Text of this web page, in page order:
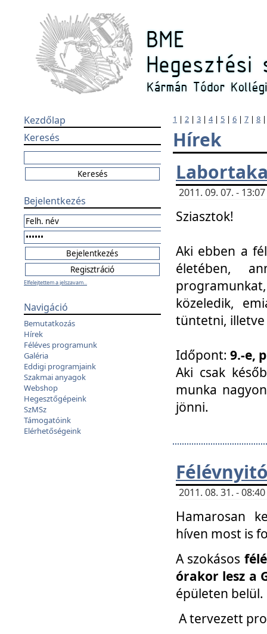
Kezdőlap
Keresés
Bejelentkezés
Elfelejtettem a jelszavam...
Navigáció
Bemutatkozás
Hírek
Féléves programunk
Galéria
Eddigi programjaink
Szakmai anyagok
Webshop
Hegesztőgépeink
SzMSz
Támogatóink
Elérhetőségeink
1 | 2 | 3 | 4| 5 | 6 | 7 | 8
Hírek
2011. 09. 07. -
Sziasztok!
Aki ebben a
életében,
közeledik,
tüntetni, illetve
Időpont: 9.-e,
Aki csak
munka
jönni.
2011. 08. 31. -
Hamarosan
híven most is
A szokásos
órakor lesz a
épületen belül.
A tervezett